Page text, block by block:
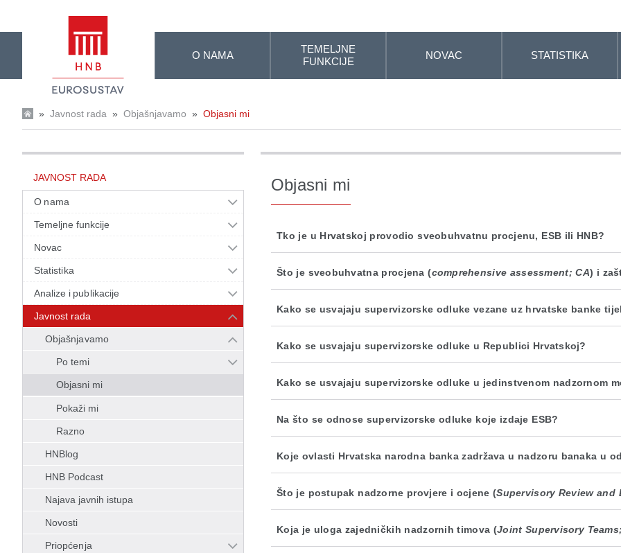
O NAMA
TEMELJNE
FUNKCIJE
NOVAC STATISTIKA
» Javnost rada » Objašnjavamo » Objasni mi
JAVNOST RADA
O nama
Temeljne funkcije
Novac
Statistika
Analize i publikacije
Javnost rada
Objašnjavamo
Po temi
Objasni mi
Pokaži mi
Razno
HNBlog
HNB Podcast
Najava javnih istupa
Novosti
Priopćenja
Objasni mi
Tko je u Hrvatskoj provodio sveobuhvatnu procjenu, ESB ili HNB?
Što je sveobuhvatna procjena (comprehensive assessment; CA) i
Kako se usvajaju supervizorske odluke vezane uz hrvatske banke
Kako se usvajaju supervizorske odluke u Republici Hrvatskoj?
Kako se usvajaju supervizorske odluke u jedinstvenom nadzornom
Na što se odnose supervizorske odluke koje izdaje ESB?
Koje ovlasti Hrvatska narodna banka zadržava u nadzoru banaka u
Što je postupak nadzorne provjere i ocjene (Supervisory Review and
Koja je uloga zajedničkih nadzornih timova (Joint Supervisory